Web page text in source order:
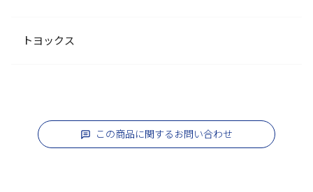
トヨックス
この商品に関するお問い合わせ